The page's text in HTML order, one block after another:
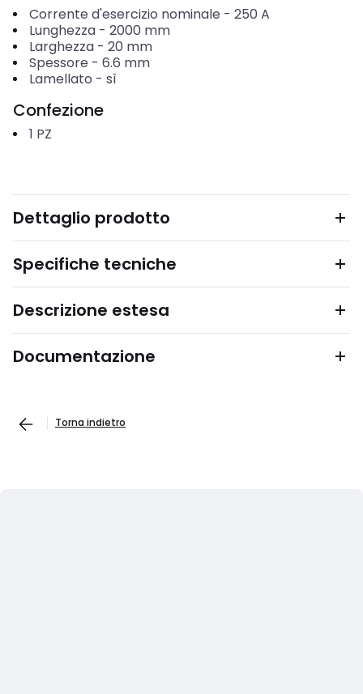
Corrente d'esercizio nominale - 250 A
Lunghezza- 2000 mm
Larghezza- 20 mm
Spessore - 6.6 mm
Lamellato - sì
Confezione
1 PZ
Dettaglio prodotto
Specifiche tecniche
Descrizione estesa
Documentazione
Torna indietro